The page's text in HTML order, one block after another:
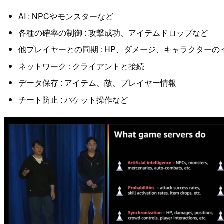
AI : NPCやモンスターなど
各種の確率の制御 : 攻撃成功、アイテムドロップなど
他プレイヤーとの同期 : HP、ダメージ、キャラクターの
ネットワーク : クライアントと接続
データ保存 : アイテム、敵、プレイヤー情報
チート防止 : パケット操作など